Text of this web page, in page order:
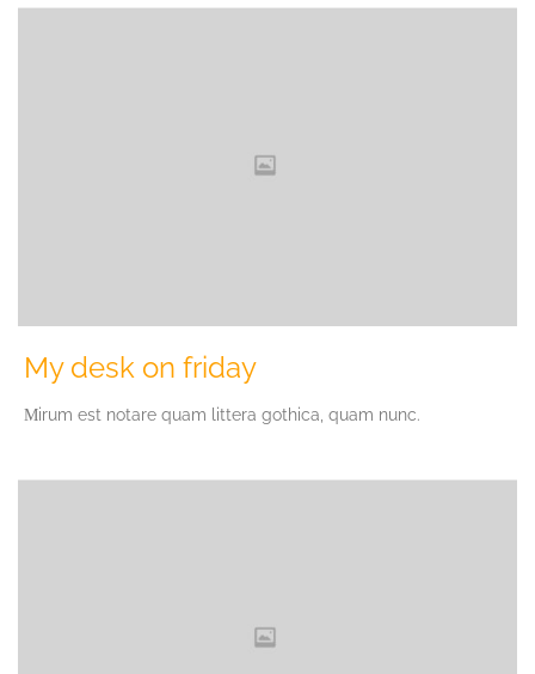
My desk on friday
Мirum est notare quam littera gothica, quam nunc.